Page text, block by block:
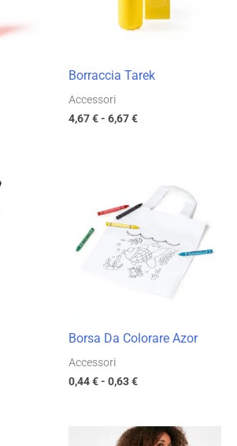
Borraccia Tarek
Accessori
4,67€- 6,67€
Borsa Da Colorare Azor
Accessori
0,44€- 0,63€
prezzo:
da
0,44 €
a
0,63 €
Fascia